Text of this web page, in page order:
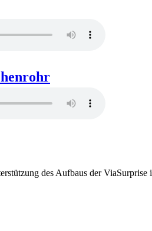
des Aufbaus der